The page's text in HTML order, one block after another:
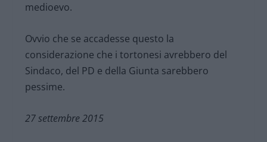
medioevo.
Ovvio che se accadesse questo la
considerazione che i tortonesi avrebbero del
Sindaco, del PD e della Giunta sarebbero
pessime.
27 settembre 2015